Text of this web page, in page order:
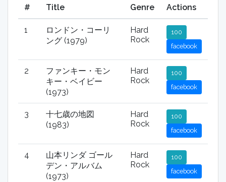
# Title Genre Actions
1
ロンドン・コーリ
ング (1979)
Hard
Rock
100
facebook
2
ファンキー・モン
キー・ベイビー
(1973)
Hard
Rock
100
facebook
3
十七歳の地図
(1983)
Hard
Rock
100
facebook
4
山本リンダ ゴール
デン・アルバム
(1973)
Hard
Rock
100
facebook